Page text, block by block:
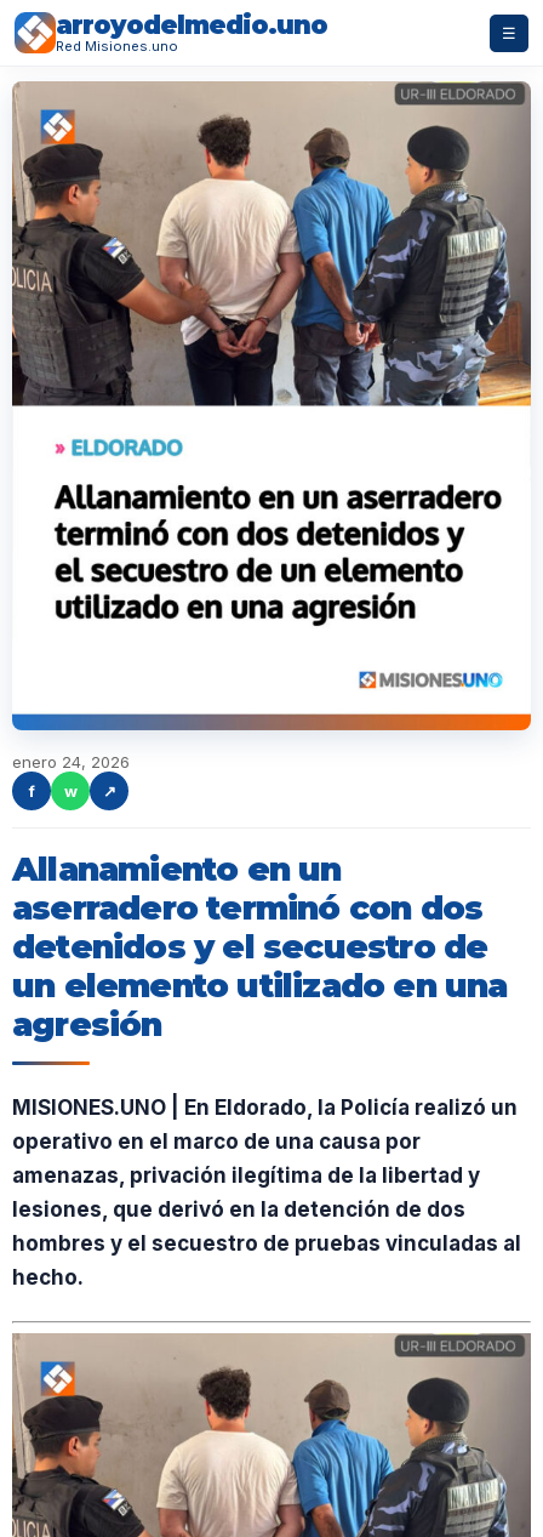
arroyodelmedio.uno
Red Misiones.uno
☰
enero 24, 2026
f
w ↗
Allanamiento en un
aserradero terminó con dos
detenidos y el secuestro de
un elemento utilizado en una
agresión
MISIONES.UNO | En Eldorado, la Policía realizó un
operativo en el marco de una causa por
amenazas, privación ilegítima de la libertad y
lesiones, que derivó en la detención de dos
hombres y el secuestro de pruebas vinculadas al
hecho.